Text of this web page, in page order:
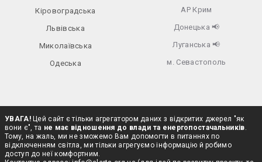
Кіровоградська
Львівська
Миколаївська
Одеська
АР Крим
Донецька 📢
Луганська 📢
м. Севастополь
УВАГА!Цей сайт є тільки агрегатором даних з відкритих джерел "як
вони є", та не має відношення до влади та енергопостачальників.
Тому, на жаль, ми не зможемо Вам допомогти в питаннях по
відключенням світла, ми тільки агрегуємо інформацію й робимо
доступ до неї комфортним.